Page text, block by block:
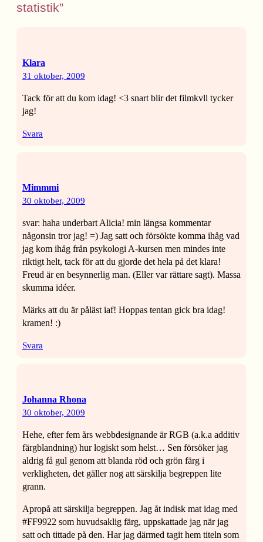
statistik”
Klara
31 oktober, 2009
Tack för att du kom idag! <3 snart blir det filmkvll tycker
jag!
Svara
Mimmmi
30 oktober, 2009
svar: haha underbart Alicia! min längsa kommentar
någonsin tror jag! =) Jag satt och försökte komma ihåg vad
jag kom ihåg från psykologi A-kursen men mindes inte
riktigt helt, tack för att du gjorde det hela på det klara!
Freud är en besynnerlig man. (Eller var rättare sagt). Massa
skumma idéer.
Märks att du är påläst iaf! Hoppas tentan gick bra idag!
kramen! :)
Svara
Johanna Rhona
30 oktober, 2009
Hehe, efter fem års webbdesignande är RGB (a.k.a additiv
färgblandning) hur logiskt som helst… Sen försöker jag
aldrig få gul genom att blanda röd och grön färg i
verkligheten, det gäller nog att särskilja begreppen lite
grann.
Apropå att särskilja begreppen. Jag åt indisk mat idag med
#FF9922 som huvudsaklig färg, uppskattade jag när jag
satt och tittade på den. Har jag därmed tagit hem titeln som